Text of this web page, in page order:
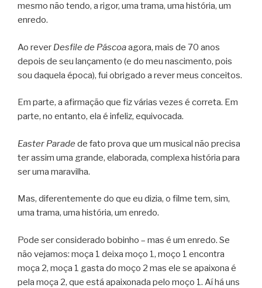
mesmo não tendo, a rigor, uma trama, uma história, um
enredo.
Ao rever Desfile de Páscoaagora, mais de 70 anos
depois de seu lançamento (e do meu nascimento, pois
sou daquela época), fui obrigado a rever meus conceitos.
Em parte, a afirmação que fiz várias vezes é correta. Em
parte, no entanto, ela é infeliz, equivocada.
Easter Parade de fato prova que um musical não precisa
ter assim uma grande, elaborada, complexa história para
ser uma maravilha.
Mas, diferentemente do que eu dizia, o filme tem, sim,
uma trama, uma história, um enredo.
Pode ser considerado bobinho – mas é um enredo. Se
não vejamos: moça 1 deixa moço 1, moço 1 encontra
moça 2, moça 1 gasta do moço 2 mas ele se apaixona é
pela moça 2, que está apaixonada pelo moço 1. Aí há uns